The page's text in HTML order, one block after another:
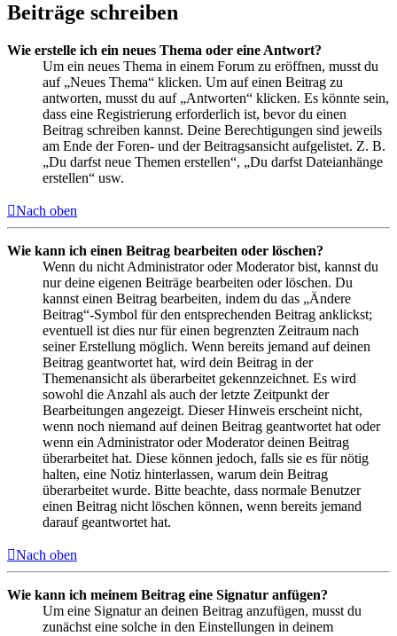
Beiträge schreiben
Wie erstelle ich ein neues Thema oder eine Antwort?
Um ein neues Thema in einem Forum zu eröffnen, musst du
auf „Neues Thema“ klicken. Um auf einen Beitrag zu
antworten, musst du auf „Antworten“ klicken. Es könnte sein,
dass eine Registrierung erforderlich ist, bevor du einen
Beitrag schreiben kannst. Deine Berechtigungen sind jeweils
am Ende der Foren- und der Beitragsansicht aufgelistet. Z. B.
„Du darfst neue Themen erstellen“, „Du darfst Dateianhänge
erstellen“ usw.
Nach oben
Wie kann ich einen Beitrag bearbeiten oder löschen?
Wenn du nicht Administrator oder Moderator bist, kannst du
nur deine eigenen Beiträge bearbeiten oder löschen. Du
kannst einen Beitrag bearbeiten, indem du das „Ändere
Beitrag“-Symbol für den entsprechenden Beitrag anklickst;
eventuell ist dies nur für einen begrenzten Zeitraum nach
seiner Erstellung möglich. Wenn bereits jemand auf deinen
Beitrag geantwortet hat, wird dein Beitrag in der
Themenansicht als überarbeitet gekennzeichnet. Es wird
sowohl die Anzahl als auch der letzte Zeitpunkt der
Bearbeitungen angezeigt. Dieser Hinweis erscheint nicht,
wenn noch niemand auf deinen Beitrag geantwortet hat oder
wenn ein Administrator oder Moderator deinen Beitrag
überarbeitet hat. Diese können jedoch, falls sie es für nötig
halten, eine Notiz hinterlassen, warum dein Beitrag
überarbeitet wurde. Bitte beachte, dass normale Benutzer
einen Beitrag nicht löschen können, wenn bereits jemand
darauf geantwortet hat.
Nach oben
Wie kann ich meinem Beitrag eine Signatur anfügen?
Um eine Signatur an deinen Beitrag anzufügen, musst du
zunächst eine solche in den Einstellungen in deinem